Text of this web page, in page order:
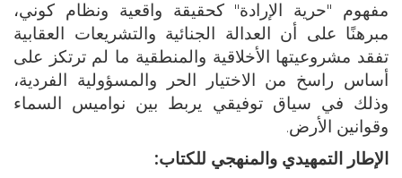
مفهوم "حرية الإرادة" كحقيقة واقعية ونظام كوني،
مبرهنًا على أن العدالة الجنائية والتشريعات العقابية
تفقد مشروعيتها الأخلاقية والمنطقية ما لم ترتكز على
أساس راسخ من الاختيار الحر والمسؤولية الفردية،
وذلك في سياق توفيقي يربط بين نواميس السماء
وقوانين الأرض.
الإطار التمهيدي والمنهجي للكتاب: